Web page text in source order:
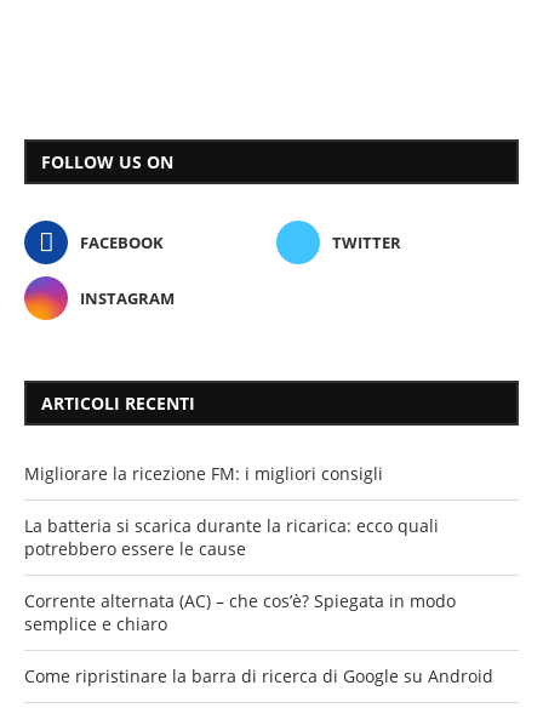
FOLLOW US ON
FACEBOOK TWITTER
INSTAGRAM
ARTICOLI RECENTI
Migliorare la ricezione FM: i migliori consigli
La batteria si scarica durante la ricarica: ecco quali
potrebbero essere le cause
Corrente alternata (AC) – che cos’è? Spiegata in modo
semplice e chiaro
Come ripristinare la barra di ricerca di Google su Android